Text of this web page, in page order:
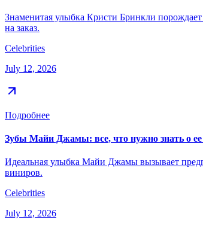
Знаменитая улыбка Кристи Бринкли
на заказ.
Celebrities
July 12, 2026
Подробнее
Зубы Майи Джамы: все, что нужно знать о
Идеальная улыбка Майи Джамы вызывает
виниров.
Celebrities
July 12, 2026